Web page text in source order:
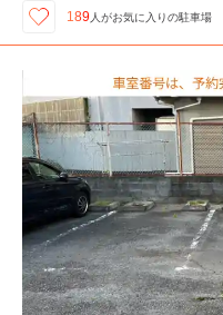
189 人がお気に入りの駐車場